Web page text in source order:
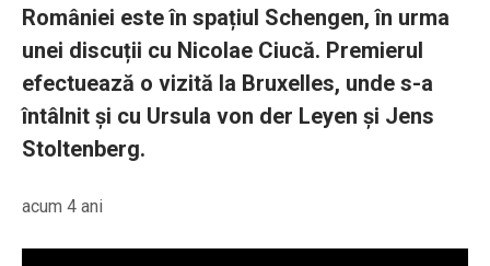
României este în spațiul Schengen, în urma
unei discuții cu Nicolae Ciucă. Premierul
efectuează o vizită la Bruxelles, unde s-a
întâlnit și cu Ursula von der Leyen și Jens
Stoltenberg.
acum 4 ani